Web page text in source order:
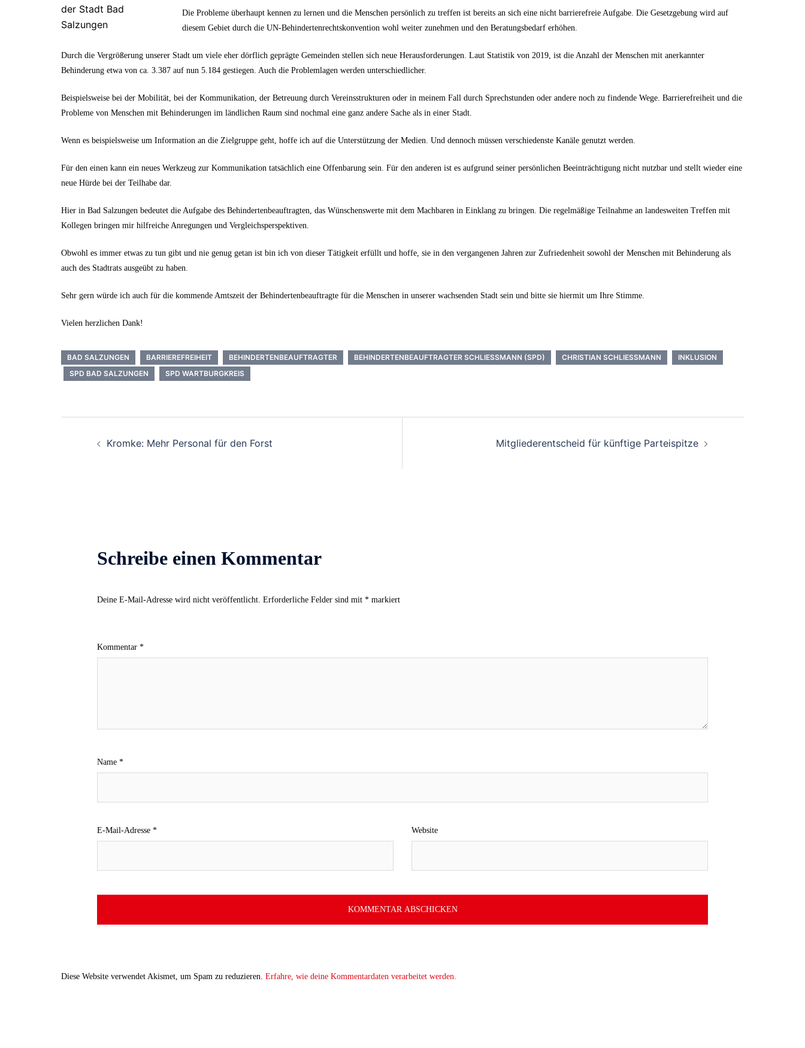
der Stadt Bad
Salzungen
Die Probleme überhaupt kennen zu lernen und die Menschen persönlich zu treffen ist bereits an sich eine nicht barrierefreie Aufgabe. Die Gesetzgebung wird auf
diesem Gebiet durch die UN-Behindertenrechtskonvention wohl weiter zunehmen und den Beratungsbedarf erhöhen.
Durch die Vergrößerung unserer Stadt um viele eher dörflich geprägte Gemeinden stellen sich neue Herausforderungen. Laut Statistik von 2019, ist die Anzahl der Menschen mit anerkannter
Behinderung etwa von ca. 3.387 auf nun 5.184 gestiegen. Auch die Problemlagen werden unterschiedlicher.
Beispielsweise bei der Mobilität, bei der Kommunikation, der Betreuung durch Vereinsstrukturen oder in meinem Fall durch Sprechstunden oder andere noch zu findende Wege. Barrierefreiheit und die
Probleme von Menschen mit Behinderungen im ländlichen Raum sind nochmal eine ganz andere Sache als in einer Stadt.
Wenn es beispielsweise um Information an die Zielgruppe geht, hoffe ich auf die Unterstützung der Medien. Und dennoch müssen verschiedenste Kanäle genutzt werden.
Für den einen kann ein neues Werkzeug zur Kommunikation tatsächlich eine Offenbarung sein. Für den anderen ist es aufgrund seiner persönlichen Beeinträchtigung nicht nutzbar und stellt wieder eine
neue Hürde bei der Teilhabe dar.
Hier in Bad Salzungen bedeutet die Aufgabe des Behindertenbeauftragten, das Wünschenswerte mit dem Machbaren in Einklang zu bringen. Die regelmäßige Teilnahme an landesweiten Treffen mit
Kollegen bringen mir hilfreiche Anregungen und Vergleichsperspektiven.
Obwohl es immer etwas zu tun gibt und nie genug getan ist bin ich von dieser Tätigkeit erfüllt und hoffe, sie in den vergangenen Jahren zur Zufriedenheit sowohl der Menschen mit Behinderung als
auch des Stadtrats ausgeübt zu haben.
Sehr gern würde ich auch für die kommende Amtszeit der Behindertenbeauftragte für die Menschen in unserer wachsenden Stadt sein und bitte sie hiermit um Ihre Stimme.
Vielen herzlichen Dank!
BAD SALZUNGEN BARRIEREFREIHEIT BEHINDERTENBEAUFTRAGTER BEHINDERTENBEAUFTRAGTER SCHLIESSMANN (SPD) CHRISTIAN SCHLIESSMANN
INKLUSION
SPD BAD SALZUNGEN
SPD WARTBURGKREIS
Kromke: Mehr Personal für den Forst Mitgliederentscheid für künftige Parteispitze
Schreibe einen Kommentar
Deine E-Mail-Adresse wird nicht veröffentlicht. Erforderliche Felder sind mit * markiert
Kommentar *
Name *
E-Mail-Adresse * Website
Diese Website verwendet Akismet, um Spam zu reduzieren. Erfahre, wie deine Kommentardaten verarbeitet werden.